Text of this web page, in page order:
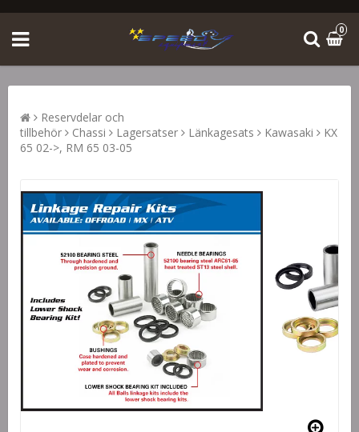
0
Reservdelar och
tillbehör
Chassi Lagersatser Länkagesats Kawasaki
KX
65 02->, RM 65 03-05